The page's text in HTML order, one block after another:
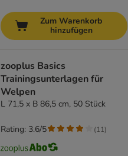
Zum Warenkorb
hinzufügen
zooplus Basics
Trainingsunterlagen für
Welpen
L 71,5 x B 86,5 cm, 50 Stück
Rating: 3.6/5 (11)